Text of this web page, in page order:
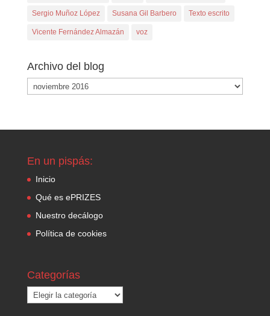
Sergio Muñoz López Susana Gil Barbero Texto escrito
Vicente Fernández Almazán voz
Archivo del blog
Archivo
del
En un pispás:
Inicio
Qué es ePRIZES
Nuestro decálogo
Política de cookies
Categorías
Categorías